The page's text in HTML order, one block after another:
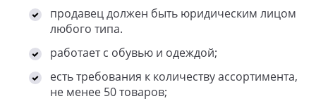
продавец должен быть юридическим лицом
любого типа.
работает с обувью и одеждой;
есть требования к количеству ассортимента,
не менее 50 товаров;